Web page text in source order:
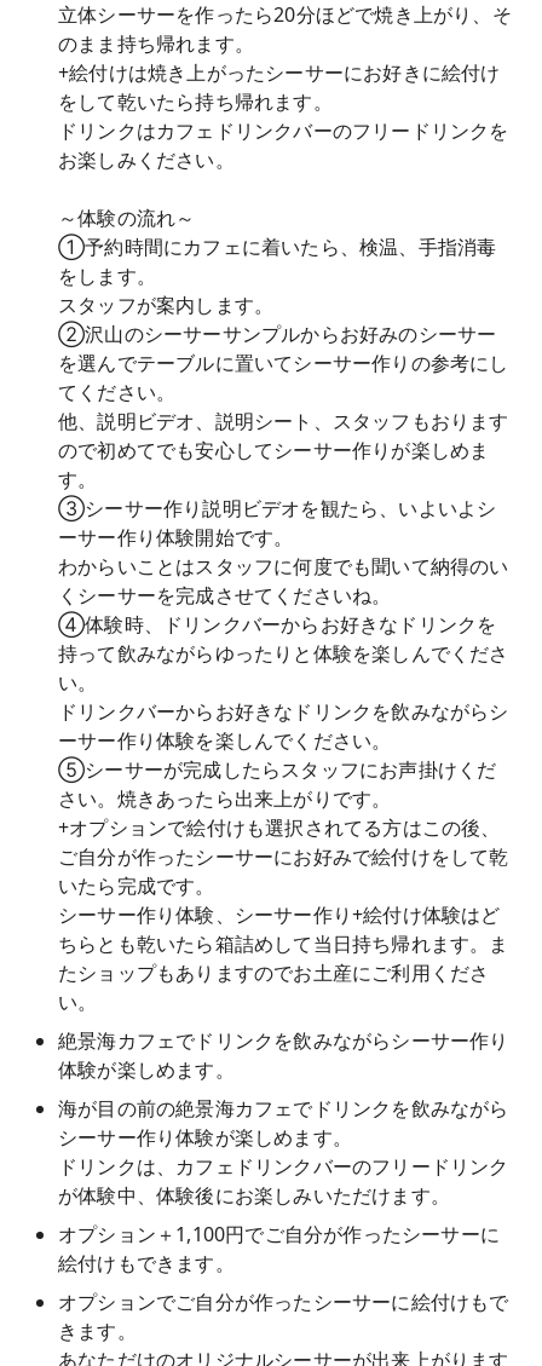
立体シーサーを作ったら20分ほどで焼き上がり、そ
のまま持ち帰れます。
+絵付けは焼き上がったシーサーにお好きに絵付け
をして乾いたら持ち帰れます。
ドリンクはカフェドリンクバーのフリードリンクを
お楽しみください。
～体験の流れ～
➀予約時間にカフェに着いたら、検温、手指消毒
をします。
スタッフが案内します。
②沢山のシーサーサンプルからお好みのシーサー
を選んでテーブルに置いてシーサー作りの参考にし
てください。
他、説明ビデオ、説明シート、スタッフもおります
ので初めてでも安心してシーサー作りが楽しめま
す。
③シーサー作り説明ビデオを観たら、いよいよシ
ーサー作り体験開始です。
わからいことはスタッフに何度でも聞いて納得のい
くシーサーを完成させてくださいね。
④体験時、ドリンクバーからお好きなドリンクを
持って飲みながらゆったりと体験を楽しんでくださ
い。
ドリンクバーからお好きなドリンクを飲みながらシ
ーサー作り体験を楽しんでください。
⑤シーサーが完成したらスタッフにお声掛けくだ
さい。焼きあったら出来上がりです。
+オプションで絵付けも選択されてる方はこの後、
ご自分が作ったシーサーにお好みで絵付けをして乾
いたら完成です。
シーサー作り体験、シーサー作り+絵付け体験はど
ちらとも乾いたら箱詰めして当日持ち帰れます。ま
たショップもありますのでお土産にご利用くださ
い。
絶景海カフェでドリンクを飲みながらシーサー作り
体験が楽しめます。
海が目の前の絶景海カフェでドリンクを飲みながら
シーサー作り体験が楽しめます。
ドリンクは、カフェドリンクバーのフリードリンク
が体験中、体験後にお楽しみいただけます。
オプション＋1,100円でご自分が作ったシーサーに
絵付けもできます。
オプションでご自分が作ったシーサーに絵付けもで
きます。
あなただけのオリジナルシーサーが出来上がります